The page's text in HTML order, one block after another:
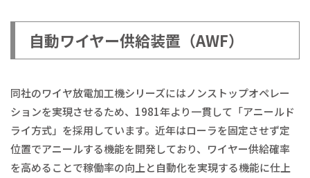
自動ワイヤー供給装置（AWF）
同社のワイヤ放電加工機シリーズにはノンストップオペレー
ションを実現させるため、1981年より一貫して「アニールド
ライ方式」を採用しています。近年はローラを固定させず定
位置でアニールする機能を開発しており、ワイヤー供給確率
を高めることで稼働率の向上と自動化を実現する機能に仕上